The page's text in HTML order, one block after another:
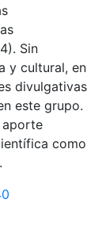
Sin
y cultural, en
divulgativas
este grupo.
aporte
como